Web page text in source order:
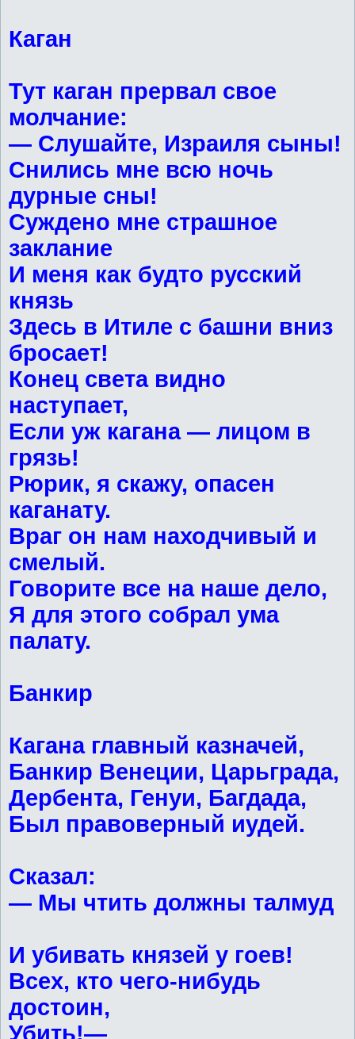
Каган
Тут каган прервал свое
молчание:
— Слушайте, Израиля сыны!
Снились мне всю ночь
дурные сны!
Суждено мне страшное
заклание
И меня как будто русский
князь
Здесь в Итиле с башни вниз
бросает!
Конец света видно
наступает,
Если уж кагана — лицом в
грязь!
Рюрик, я скажу, опасен
каганату.
Враг он нам находчивый и
смелый.
Говорите все на наше дело,
Я для этого собрал ума
палату.
Банкир
Кагана главный казначей,
Банкир Венеции, Царьграда,
Дербента, Генуи, Багдада,
Был правоверный иудей.
Сказал:
— Мы чтить должны талмуд
И убивать князей у гоев!
Всех, кто чего-нибудь
достоин,
Убить!—